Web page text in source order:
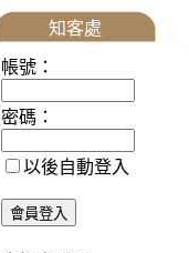
知客處
帳號：
密碼：
以後自動登入